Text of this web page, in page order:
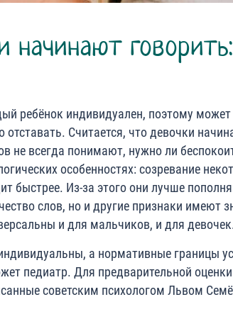
начинают говорить:
ребёнок индивидуален, поэтому может
Считается, что девочки
не всегда понимают, нужно ли
особенностях: созревание
быстрее. Из-за этого они лучше
слов, но и другие признаки имеют
и для мальчиков, и для
а нормативные границы
педиатр. Для предварительной
советским психологом Львом